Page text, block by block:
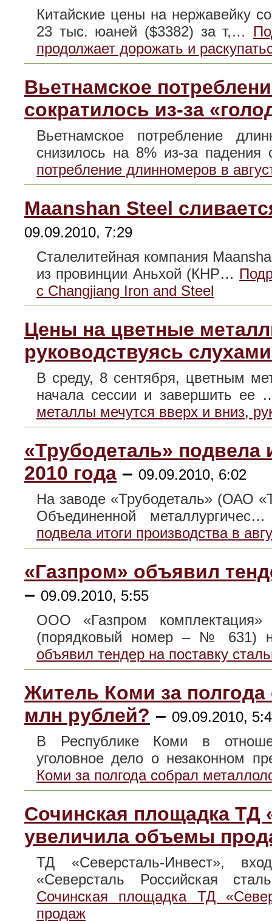
Китайские цены на нержавейку
23 тыс. юаней ($3382) за т,…
продолжает дорожать и
Вьетнамское
сократилось из-за
Вьетнамское потребление
снизилось на 8% из-за
потребление длинномеров в
Maanshan Steel
09.09.2010, 7:29
Сталелитейная компания
из провинции Аньхой (КНР…
с Changjiang Iron and Steel
Цены на цветные
руководствуясь
В среду, 8 сентября, цветным
начала сессии и завершить
металлы мечутся вверх и вниз,
«Трубодеталь» подвела
2010 года – 09.09.2010, 6:02
На заводе «Трубодеталь» (ОАО
Объединенной
подвела итоги производства в
«Газпром» объявил
– 09.09.2010, 5:55
ООО «Газпром
(порядковый номер – №
объявил тендер на поставку
Житель Коми за
млн рублей? – 09.09.2010,
В Республике Коми в
уголовное дело о незаконном
Коми за полгода собрал
Сочинская площадка ТД
увеличила объемы
ТД «Северсталь-Инвест»,
«Северсталь Российская
Сочинская площадка ТД
продаж